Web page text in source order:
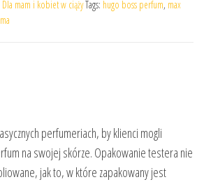
Dla mam i kobiet w ciążyTags: hugo boss perfum, max
perfumeriach, by klienci mogli
na swojej skórze. Opakowanie testera nie
jak to, w które zapakowany jest